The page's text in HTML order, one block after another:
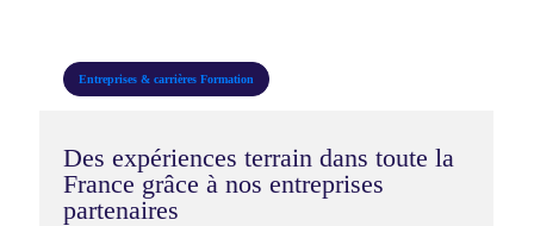
Entreprises & carrières Formation
Des expériences terrain dans toute la
France grâce à nos entreprises
partenaires